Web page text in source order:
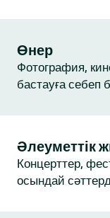
Өнер
Фотография,
бастауға себеп
Әлеуметтік
Концерттер,
осындай